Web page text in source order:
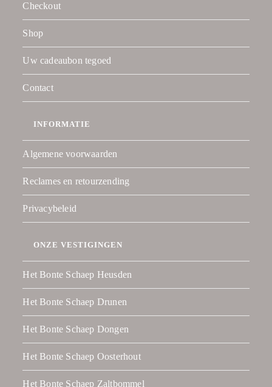
Checkout
Shop
Uw cadeaubon tegoed
Contact
INFORMATIE
Algemene voorwaarden
Reclames en retourzending
Privacybeleid
ONZE VESTIGINGEN
Het Bonte Schaep Heusden
Het Bonte Schaep Drunen
Het Bonte Schaep Dongen
Het Bonte Schaep Oosterhout
Het Bonte Schaep Zaltbommel